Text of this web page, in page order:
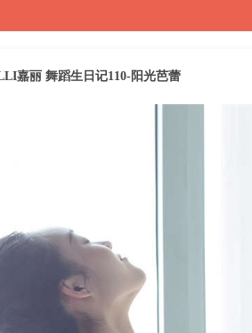
嘉丽 舞蹈生日记110-阳光芭蕾